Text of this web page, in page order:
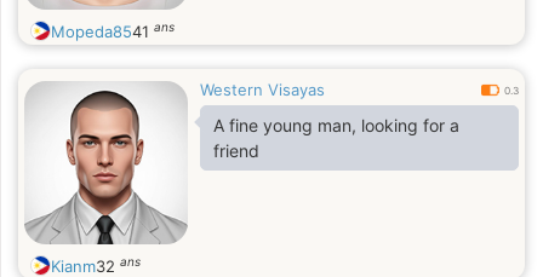
Mopeda8541 ans
Western Visayas 0.3
A fine young man, looking for a
friend
Kianm32 ans